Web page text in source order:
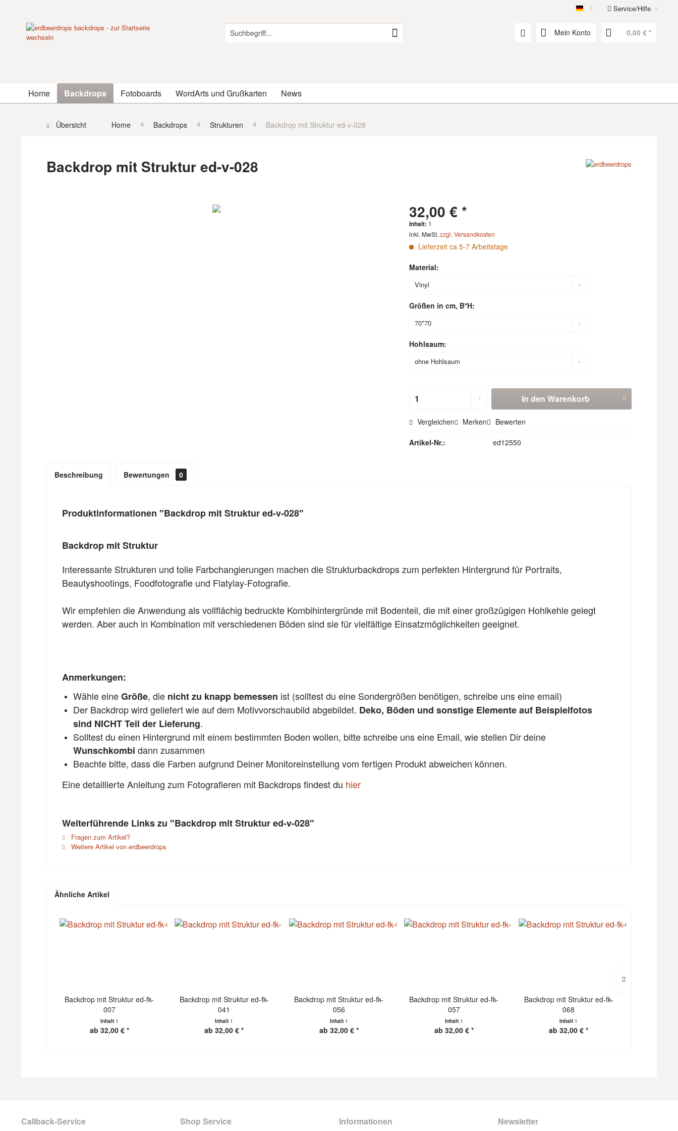
erdbeerdropsService/Hilfe
Mein Konto 0,00 € *
Home Backdrops Fotoboards WordArts und Grußkarten News
Übersicht Home Backdrops Strukturen Backdrop mit Struktur ed-v-028
Backdrop mit Struktur ed-v-028
32,00 € *
Inhalt: 1
inkl. MwSt.zzgl. Versandkosten
Lieferzeit ca 5-7 Arbeitstage
Material:
Größen in cm, B*H:
Hohlsaum:
In den Warenkorb
Vergleichen Merken Bewerten
Artikel-Nr.: ed12550
Beschreibung Bewertungen 0
Produktinformationen "Backdrop mit Struktur ed-v-028"
Backdrop mit Struktur
Interessante Strukturen und tolle Farbchangierungen machen die Strukturbackdrops zum perfekten Hintergrund für Portraits,
Beautyshootings, Foodfotografie und Flatylay-Fotografie.
Wir empfehlen die Anwendung als vollflächig bedruckte Kombihintergründe mit Bodenteil, die mit einer großzügigen Hohlkehle gelegt
werden. Aber auch in Kombination mit verschiedenen Böden sind sie für vielfältige Einsatzmöglichkeiten geeignet.
Anmerkungen:
Wähle eineGröße, die nicht zu knapp bemessen ist (solltest du eine Sondergrößen benötigen, schreibe uns eine email)
Der Backdrop wird geliefert wie auf dem Motivvorschaubild abgebildet. Deko, Böden und sonstige Elemente auf Beispielfotos
sind NICHT Teil der Lieferung.
Solltest du einen Hintergrund mit einem bestimmten Boden wollen, bitte schreibe uns eine Email, wie stellen Dir deine
Wunschkombi dann zusammen
Beachte bitte, dass die Farben aufgrund Deiner Monitoreinstellung vom fertigen Produkt abweichen können.
Eine detaillierte Anleitung zum Fotografieren mit Backdrops findest du hier
Weiterführende Links zu "Backdrop mit Struktur ed-v-028"
Fragen zum Artikel?
Weitere Artikel von erdbeerdrops
Ähnliche Artikel
Backdrop mit Struktur ed-fk-
007
Inhalt 1
ab 32,00 € *
Backdrop mit Struktur ed-fk-
041
Inhalt 1
ab 32,00 € *
Backdrop mit Struktur ed-fk-
056
Inhalt 1
ab 32,00 € *
Backdrop mit Struktur ed-fk-
057
Inhalt 1
ab 32,00 € *
Backdrop mit Struktur ed-fk-
068
Inhalt 1
ab 32,00 € *
Callback-Service Shop Service Informationen Newsletter